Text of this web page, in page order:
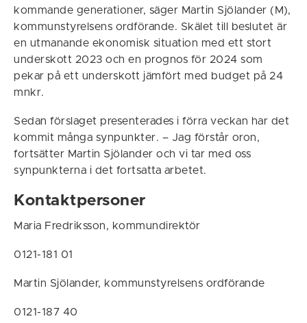
kommande generationer, säger Martin Sjölander (M),
kommunstyrelsens ordförande. Skälet till beslutet är
en utmanande ekonomisk situation med ett stort
underskott 2023 och en prognos för 2024 som
pekar på ett underskott jämfört med budget på 24
mnkr.
Sedan förslaget presenterades i förra veckan har det
kommit många synpunkter. – Jag förstår oron,
fortsätter Martin Sjölander och vi tar med oss
synpunkterna i det fortsatta arbetet.
Kontaktpersoner
Maria Fredriksson, kommundirektör
0121-181 01
Martin Sjölander, kommunstyrelsens ordförande
0121-187 40